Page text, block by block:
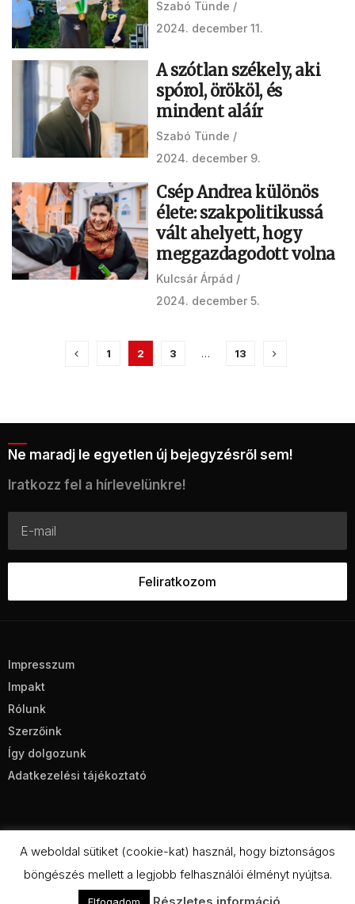
Szabó Tünde
2024. december 11.
A szótlan székely, aki
spórol, örököl, és
mindent aláír
Szabó Tünde
2024. december 9.
Csép Andrea különös
élete: szakpolitikussá
vált ahelyett, hogy
meggazdagodott volna
Kulcsár Árpád
2024. december 5.
1 2 3 … 13
Ne maradj le egyetlen új bejegyzésről sem!
Iratkozz fel a hírlevelünkre!
Impresszum
Impakt
Rólunk
Szerzőink
Így dolgozunk
Adatkezelési tájékoztató
CC BY-NC-SA 4.0
A weboldal sütiket (cookie-kat) használ, hogy biztonságos
böngészés mellett a legjobb felhasználói élményt nyújtsa.